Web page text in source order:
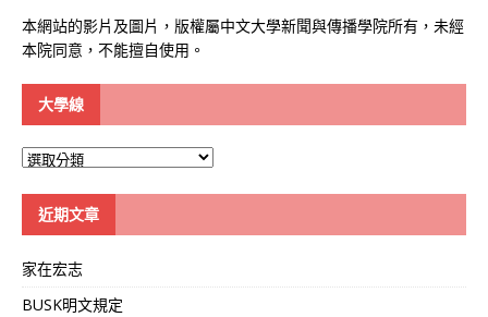
本網站的影片及圖片，版權屬中文大學新聞與傳播學院所有，未經
本院同意，不能擅自使用。
大學線
大
近期文章
家在宏志
BUSK明文規定